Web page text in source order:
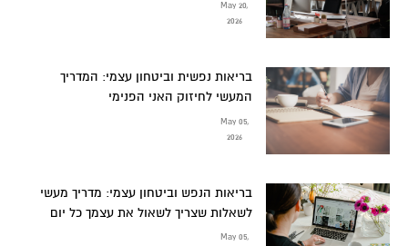
May 20,
2026
בריאות נפשית וביטחון עצמי: המדריך
המעשי לחיזוק האני הפנימי
May 05,
2026
בריאות הנפש וביטחון עצמי: מדריך מעשי
לשאלות שצריך לשאול את עצמך כל יום
May 05,